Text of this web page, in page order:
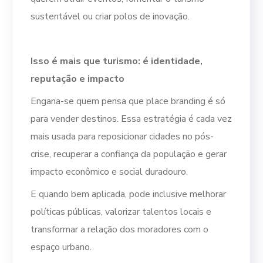
sustentável ou criar polos de inovação.
Isso é mais que turismo: é identidade,
reputação e impacto
Engana-se quem pensa que place branding é só
para vender destinos. Essa estratégia é cada vez
mais usada para reposicionar cidades no pós-
crise, recuperar a confiança da população e gerar
impacto econômico e social duradouro.
E quando bem aplicada, pode inclusive melhorar
políticas públicas, valorizar talentos locais e
transformar a relação dos moradores com o
espaço urbano.